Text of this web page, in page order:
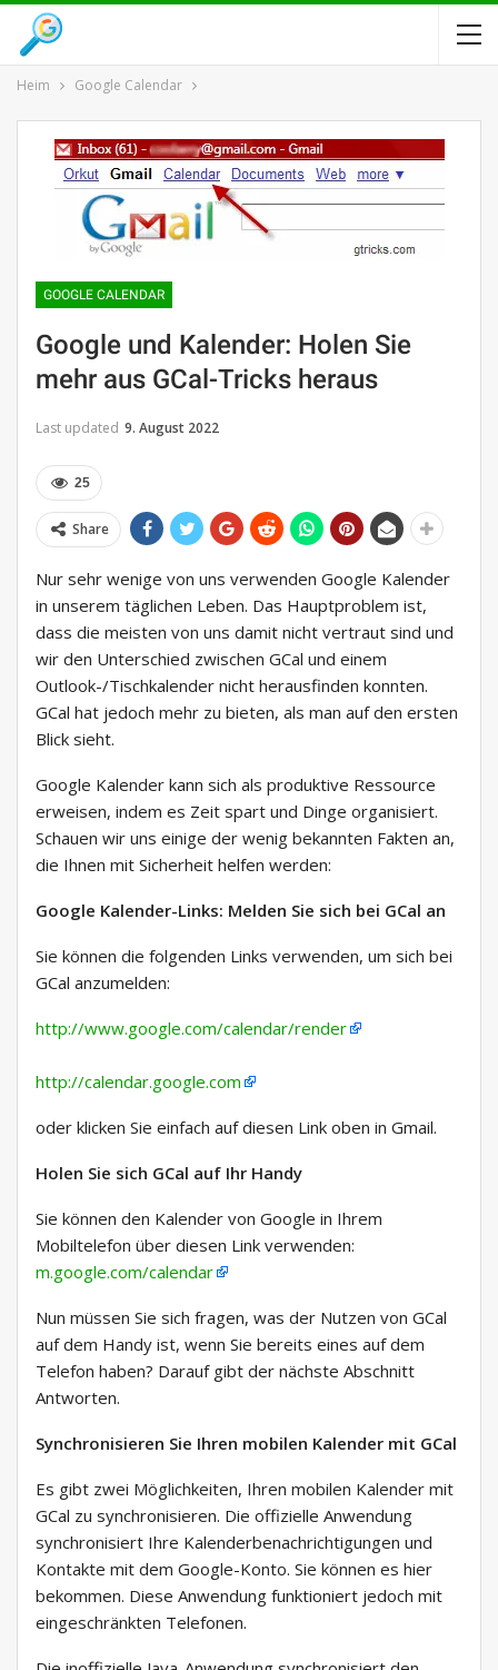
Heim Google Calendar
GOOGLE CALENDAR
Google und Kalender: Holen Sie
mehr aus GCal-Tricks heraus
Last updated 9. August 2022
25
Share
Nur sehr wenige von uns verwenden Google Kalender
in unserem täglichen Leben. Das Hauptproblem ist,
dass die meisten von uns damit nicht vertraut sind und
wir den Unterschied zwischen GCal und einem
Outlook-/Tischkalender nicht herausfinden konnten.
GCal hat jedoch mehr zu bieten, als man auf den ersten
Blick sieht.
Google Kalender kann sich als produktive Ressource
erweisen, indem es Zeit spart und Dinge organisiert.
Schauen wir uns einige der wenig bekannten Fakten an,
die Ihnen mit Sicherheit helfen werden:
Google Kalender-Links: Melden Sie sich bei GCal an
Sie können die folgenden Links verwenden, um sich bei
GCal anzumelden:
http://www.google.com/calendar/render
http://calendar.google.com
oder klicken Sie einfach auf diesen Link oben in Gmail.
Holen Sie sich GCal auf Ihr Handy
Sie können den Kalender von Google in Ihrem
Mobiltelefon über diesen Link verwenden:
m.google.com/calendar
Nun müssen Sie sich fragen, was der Nutzen von GCal
auf dem Handy ist, wenn Sie bereits eines auf dem
Telefon haben? Darauf gibt der nächste Abschnitt
Antworten.
Synchronisieren Sie Ihren mobilen Kalender mit GCal
Es gibt zwei Möglichkeiten, Ihren mobilen Kalender mit
GCal zu synchronisieren. Die offizielle Anwendung
synchronisiert Ihre Kalenderbenachrichtigungen und
Kontakte mit dem Google-Konto. Sie können es hier
bekommen. Diese Anwendung funktioniert jedoch mit
eingeschränkten Telefonen.